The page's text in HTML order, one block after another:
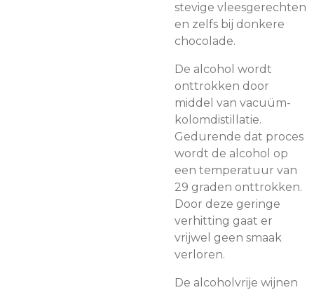
stevige vleesgerechten
en zelfs bij donkere
chocolade.
De alcohol wordt
onttrokken door
middel van vacuüm-
kolomdistillatie.
Gedurende dat proces
wordt de alcohol op
een temperatuur van
29 graden onttrokken.
Door deze geringe
verhitting gaat er
vrijwel geen smaak
verloren.
De alcoholvrije wijnen